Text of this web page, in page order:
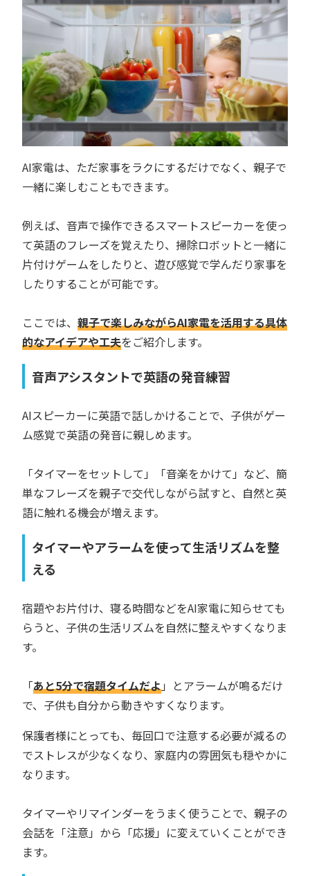
AI家電は、ただ家事をラクにするだけでなく、親子で
一緒に楽しむこともできます。
例えば、音声で操作できるスマートスピーカーを使っ
て英語のフレーズを覚えたり、掃除ロボットと一緒に
片付けゲームをしたりと、遊び感覚で学んだり家事を
したりすることが可能です。
ここでは、 親子で楽しみながらAI家電を活用する具体
的なアイデアや工夫をご紹介します。
音声アシスタントで英語の発音練習
AIスピーカーに英語で話しかけることで、子供がゲー
ム感覚で英語の発音に親しめます。
「タイマーをセットして」「音楽をかけて」など、簡
単なフレーズを親子で交代しながら試すと、自然と英
語に触れる機会が増えます。
タイマーやアラームを使って生活リズムを整
える
宿題やお片付け、寝る時間などをAI家電に知らせても
らうと、子供の生活リズムを自然に整えやすくなりま
す。
「あと5分で宿題タイムだよ」とアラームが鳴るだけ
で、子供も自分から動きやすくなります。
保護者様にとっても、毎回口で注意する必要が減るの
でストレスが少なくなり、家庭内の雰囲気も穏やかに
なります。
タイマーやリマインダーをうまく使うことで、親子の
会話を「注意」から「応援」に変えていくことができ
ます。